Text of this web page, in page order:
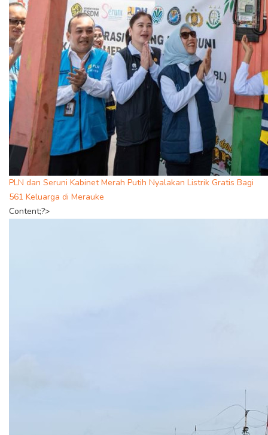
PLN dan Seruni Kabinet Merah Putih Nyalakan Listrik Gratis Bagi
561 Keluarga di Merauke
Content;?>